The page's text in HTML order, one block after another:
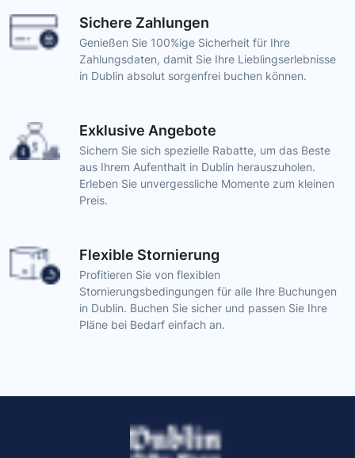
Sichere Zahlungen
Genießen Sie 100%ige Sicherheit für Ihre
Zahlungsdaten, damit Sie Ihre Lieblingserlebnisse
in Dublin absolut sorgenfrei buchen können.
Exklusive Angebote
Sichern Sie sich spezielle Rabatte, um das Beste
aus Ihrem Aufenthalt in Dublin herauszuholen.
Erleben Sie unvergessliche Momente zum kleinen
Preis.
Flexible Stornierung
Profitieren Sie von flexiblen
Stornierungsbedingungen für alle Ihre Buchungen
in Dublin. Buchen Sie sicher und passen Sie Ihre
Pläne bei Bedarf einfach an.